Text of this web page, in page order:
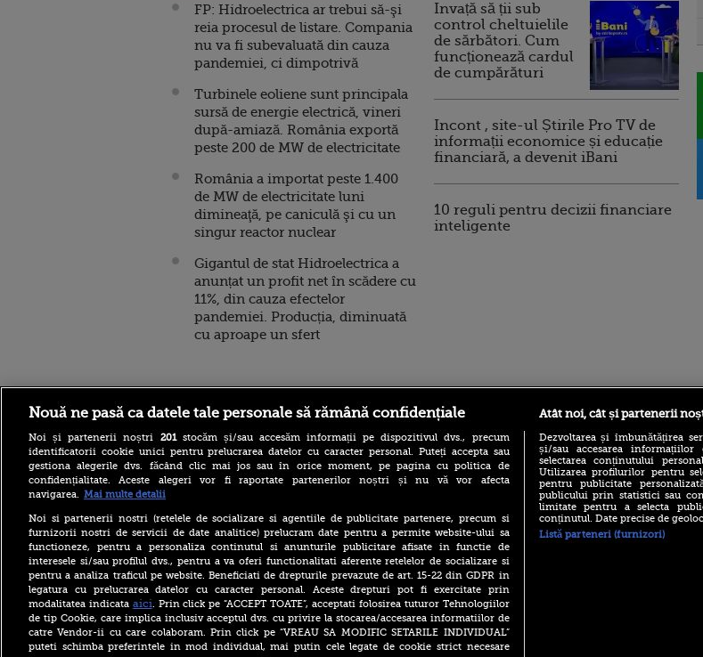
FP: Hidroelectrica ar trebui să-şi
reia procesul de listare. Compania
nu va fi subevaluată din cauza
pandemiei, ci dimpotrivă
Turbinele eoliene sunt principala
sursă de energie electrică, vineri
după-amiază. România exportă
peste 200 de MW de electricitate
România a importat peste 1.400
de MW de electricitate luni
dimineaţă, pe caniculă şi cu un
singur reactor nuclear
Gigantul de stat Hidroelectrica a
anunțat un profit net în scădere cu
11%, din cauza efectelor
pandemiei. Producția, diminuată
cu aproape un sfert
Invață să ții sub
control cheltuielile
de sărbători. Cum
funcționează cardul
de cumpărături
Incont , site-ul Știrile Pro TV de
informații economice și educație
financiară, a devenit iBani
10 reguli pentru decizii financiare
inteligente
Stirileprotv.ro
Reacția Rusiei după ce o
dronă explozivă a paralizat
aeroportul din Leipzig: „O
provocare complet
fabricată”
Cea mai bună țară în care să
te muți în 2026 este din
Europa. Cum arată top 10
state
Furtuni puternice au lovit
ilike-it.ro foodstory.ro
(P) Descoperă Lumea
Nouă ne pasă ca datele tale personale să rămână confidențiale
Noi și partenerii noștri 201stocăm și/sau accesăm informații pe dispozitivul dvs., precum
identificatorii cookie unici pentru prelucrarea datelor cu caracter personal. Puteți accepta sau
gestiona alegerile dvs. făcând clic mai jos sau în orice moment, pe pagina cu politica de
confidențialitate. Aceste alegeri vor fi raportate partenerilor noștri și nu vă vor afecta
navigarea. Mai multe detalii
Noi si partenerii nostri (retelele de socializare si agentiile de publicitate partenere, precum si
furnizorii nostri de servicii de date analitice) prelucram date pentru a permite website-ului sa
functioneze, pentru a personaliza continutul si anunturile publicitare afisate in functie de
interesele si/sau profilul dvs., pentru a va oferi functionalitati aferente retelelor de socializare si
pentru a analiza traficul pe website. Beneficiati de drepturile prevazute de art. 15-22 din GDPR in
legatura cu prelucrarea datelor cu caracter personal. Aceste drepturi pot fi exercitate prin
modalitatea indicata aici. Prin click pe “ACCEPT TOATE”, acceptati folosirea tuturor Tehnologiilor
de tip Cookie, care implica inclusiv acceptul dvs. cu privire la stocarea/accesarea informatiilor de
catre Vendor-ii cu care colaboram. Prin click pe “VREAU SA MODIFIC SETARILE INDIVIDUAL”
puteti schimba preferintele in mod individual, mai putin cele legate de cookie strict necesare
Atât noi, cât și partenerii
Dezvoltarea și îmbunătățirea
și/sau accesarea
selectarea conținutului
Utilizarea profilurilor pentru
pentru publicitate
publicului prin statistici sau
limitate pentru a selecta
conținutul. Date precise de
Listă parteneri (furnizori)